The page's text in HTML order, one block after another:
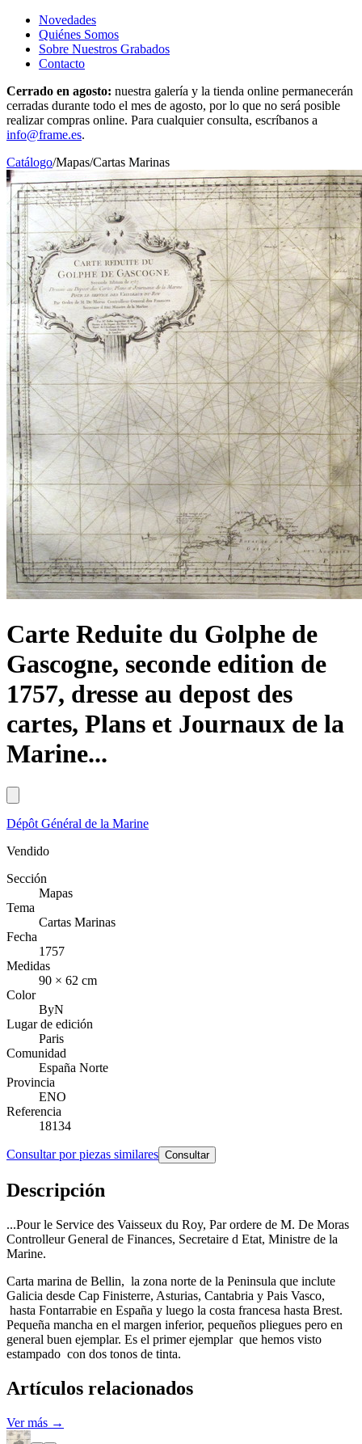
Novedades
Quiénes Somos
Sobre Nuestros Grabados
Contacto
Cerrado en agosto: nuestra galería y la tienda online permanecerán
cerradas durante todo el mes de agosto, por lo que no será posible
realizar compras online. Para cualquier consulta, escríbanos a
info@frame.es.
Catálogo/Mapas/Cartas Marinas
Carte Reduite du Golphe de
Gascogne, seconde edition de
1757, dresse au depost des
cartes, Plans et Journaux de la
Marine...
Dépôt Général de la Marine
Vendido
Sección
Mapas
Tema
Cartas Marinas
Fecha
1757
Medidas
90 × 62 cm
Color
ByN
Lugar de edición
Paris
Comunidad
España Norte
Provincia
ENO
Referencia
18134
Consultar por piezas similares Consultar
Descripción
...Pour le Service des Vaisseux du Roy, Par ordere de M. De Moras
Controlleur General de Finances, Secretaire d Etat, Ministre de la
Marine.
Carta marina de Bellin, la zona norte de la Peninsula que inclute
Galicia desde Cap Finisterre, Asturias, Cantabria y Pais Vasco,
hasta Fontarrabie en España y luego la costa francesa hasta Brest.
Pequeña mancha en el margen inferior, pequeños pliegues pero en
general buen ejemplar. Es el primer ejemplar que hemos visto
estampado con dos tonos de tinta.
Artículos relacionados
Ver más →